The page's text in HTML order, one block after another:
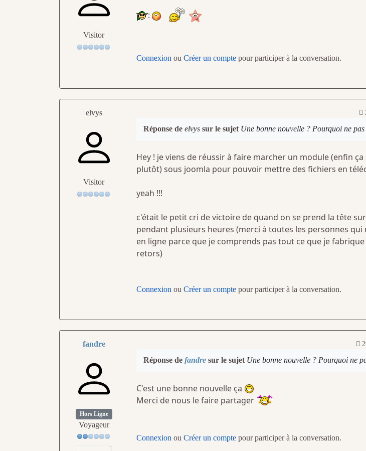
Visitor
:
Connexion ou Créer un comptepour participer à la conversation.
elvys
Visitor
Réponse de elvyssur le sujet Une bonne nouvelle ? Pourquoi ne
Hey ! je viens de réussir à faire marcher un module (enfin
plutôt) sous joomla pour pouvoir mettre des fichiers en
yeah !!!
c'était le petit cri de victoire de quand on se prend la tête
pendant plusieurs heures (merci à toutes les personnes
en ligne parce que je comprends pas tout ce que je
retors)
Connexion ou Créer un comptepour participer à la conversation.
fandre
Hors Ligne
Voyageur
Réponse de fandresur le sujet Une bonne nouvelle ? Pourquoi ne
C'est une bonne nouvelle ça
Merci de nous le faire partager
Connexion ou Créer un comptepour participer à la conversation.